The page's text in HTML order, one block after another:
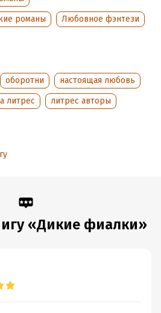
2022
романы
Любовное фэнтези
оборотни
настоящая любовь
литрес литрес авторы
«Дикие фиалки»